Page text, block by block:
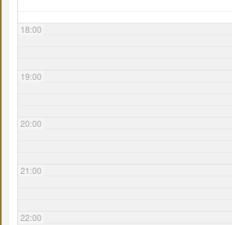
18:00
19:00
20:00
21:00
22:00